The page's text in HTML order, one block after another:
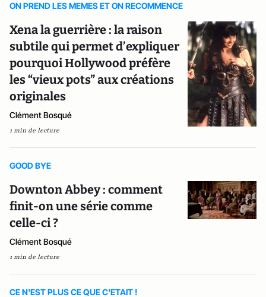
ON PREND LES MEMES ET ON RECOMMENCE
Xena la guerrière : la raison
subtile qui permet d’expliquer
pourquoi Hollywood préfère
les “vieux pots” aux créations
originales
Clément Bosqué
1 min de lecture
GOOD BYE
Downton Abbey : comment
finit-on une série comme
celle-ci ?
Clément Bosqué
1 min de lecture
CE N'EST PLUS CE QUE C'ETAIT !